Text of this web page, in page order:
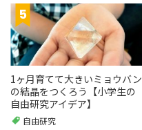
1ヶ月育てて大きいミョウバン
の結晶をつくろう【小学生の
自由研究アイデア】
自由研究